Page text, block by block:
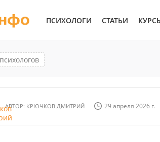
ПСИХОЛОГИ СТАТЬИ
АВТОР: КРЮЧКОВ ДМИТРИЙ 29 апреля 2026 г.